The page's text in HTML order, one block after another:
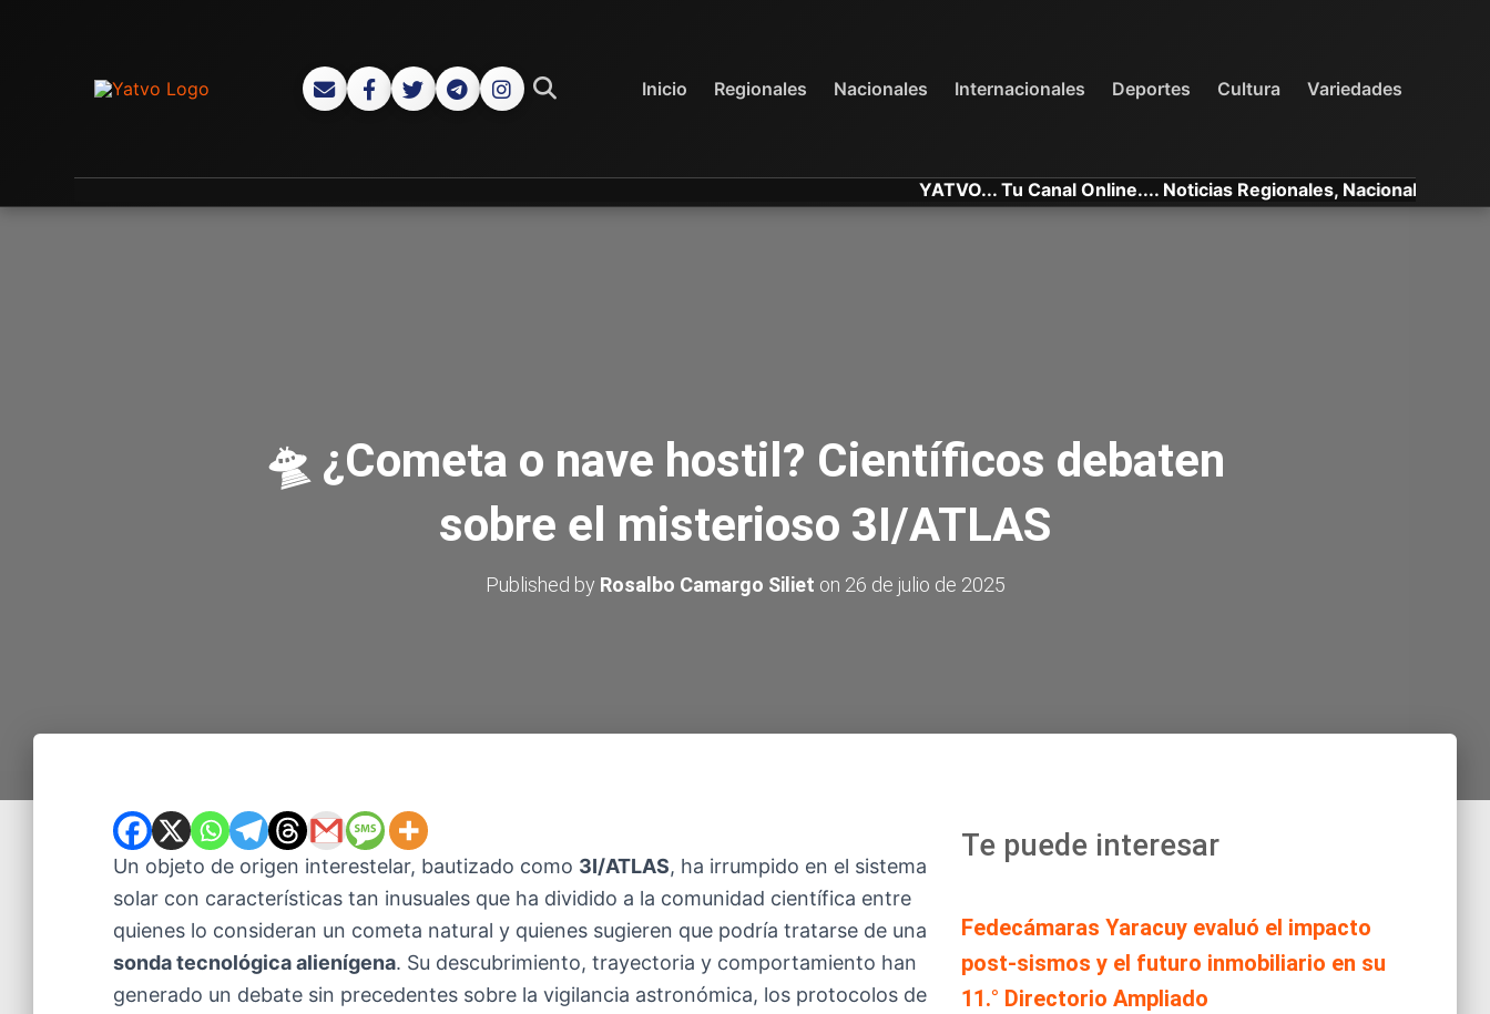
Inicio Regionales Nacionales Internacionales Deportes Cultura Variedades
YATVO... Tu Canal Online.... Noticias Regionales, Nacionales e
🛸 ¿Cometa o nave hostil? Científicos debaten
sobre el misterioso 3I/ATLAS
Published by Rosalbo Camargo Siliet on 26 de julio de 2025
Un objeto de origen interestelar, bautizado como 3I/ATLAS, ha irrumpido en el sistema
solar con características tan inusuales que ha dividido a la comunidad científica entre
quienes lo consideran un cometa natural y quienes sugieren que podría tratarse de una
sonda tecnológica alienígena. Su descubrimiento, trayectoria y comportamiento han
generado un debate sin precedentes sobre la vigilancia astronómica, los protocolos de
Te puede interesar
Fedecámaras Yaracuy evaluó el impacto
post-sismos y el futuro inmobiliario en su
11.° Directorio Ampliado